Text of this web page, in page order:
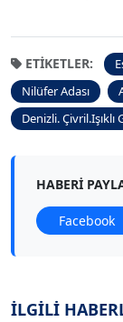
ETIKETLER:
Nilüfer Adası
Denizli. Çivril.Işıklı
HABERI
Facebook
İLGİLİ